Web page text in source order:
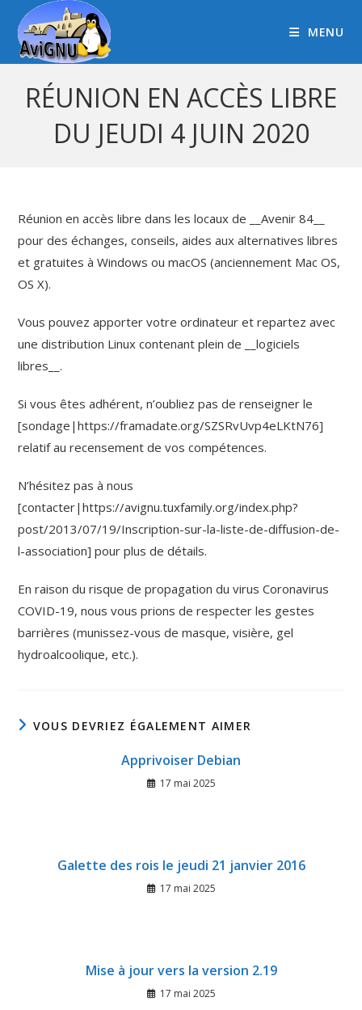
MENU
RÉUNION EN ACCÈS LIBRE
DU JEUDI 4 JUIN 2020
Réunion en accès libre dans les locaux de __Avenir 84__
pour des échanges, conseils, aides aux alternatives libres
et gratuites à Windows ou macOS (anciennement Mac OS,
OS X).
Vous pouvez apporter votre ordinateur et repartez avec
une distribution Linux contenant plein de __logiciels
libres__.
Si vous êtes adhérent, n’oubliez pas de renseigner le
[sondage|https://framadate.org/SZSRvUvp4eLKtN76]
relatif au recensement de vos compétences.
N’hésitez pas à nous
[contacter|https://avignu.tuxfamily.org/index.php?
post/2013/07/19/Inscription-sur-la-liste-de-diffusion-de-
l-association] pour plus de détails.
En raison du risque de propagation du virus Coronavirus
COVID-19, nous vous prions de respecter les gestes
barrières (munissez-vous de masque, visière, gel
hydroalcoolique, etc.).
VOUS DEVRIEZ ÉGALEMENT AIMER
Apprivoiser Debian
17 mai 2025
Galette des rois le jeudi 21 janvier 2016
17 mai 2025
Mise à jour vers la version 2.19
17 mai 2025